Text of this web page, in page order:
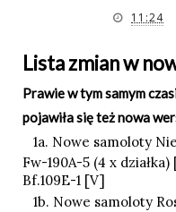
11:24
Lista zmian w
Prawie w tym samym
pojawiła się też nowa
1a. Nowe samoloty
Fw-190A-5 (4 x działka)
Bf.109E-1 [V]
1b. Nowe samoloty